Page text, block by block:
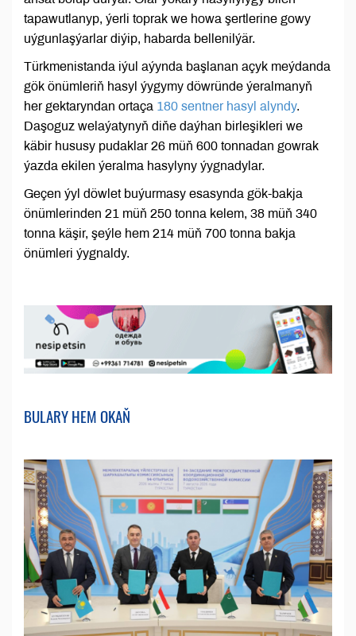
tapawutlanyp, ýerli toprak we howa şertlerine gowy
uýgunlaşýarlar diýip, habarda bellenilýär.
Türkmenistanda iýul aýynda başlanan açyk meýdanda
gök önümleriň hasyl ýygymy döwründe ýeralmanyň
her gektaryndan ortaça 180 sentner hasyl alyndy.
Daşoguz welaýatynyň diňe daýhan birleşikleri we
käbir hususy pudaklar 26 müň 600 tonnadan gowrak
ýazda ekilen ýeralma hasylyny ýygnadylar.
Geçen ýyl döwlet buýurmasy esasynda gök-bakja
önümlerinden 21 müň 250 tonna kelem, 38 müň 340
tonna käşir, şeýle hem 214 müň 700 tonna bakja
önümleri ýygnaldy.
BULARY HEM OKAŇ